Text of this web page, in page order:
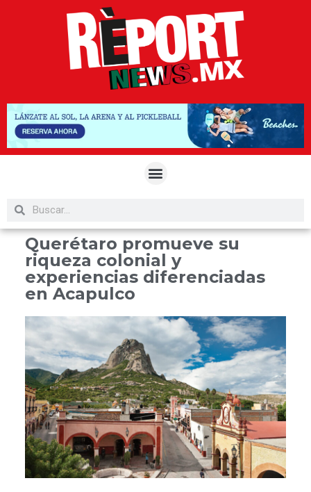
Querétaro promueve su
riqueza colonial y
experiencias diferenciadas
en Acapulco